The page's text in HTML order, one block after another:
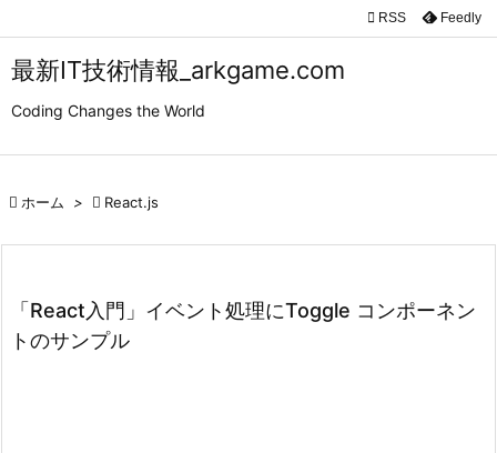
最新IT技術情報_arkgame.com
Coding Changes the World


検索
 RSS Feedly
 ホーム >  React.js
「React入門」イベント処理にToggle コンポーネン
トのサンプル